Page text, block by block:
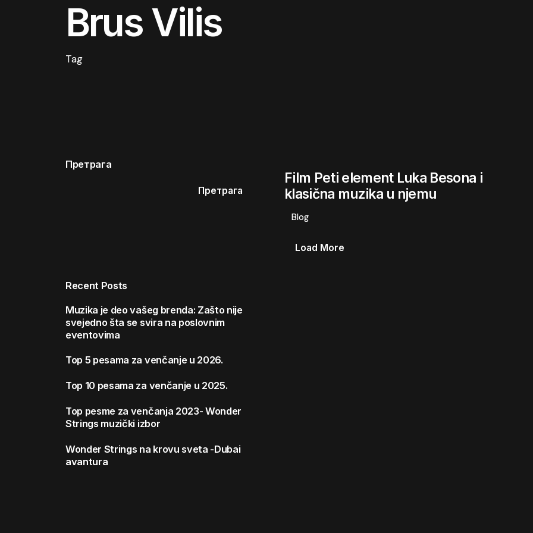
Brus Vilis
Tag
Претрага
Претрага
Recent Posts
Muzika je deo vašeg brenda: Zašto nije
svejedno šta se svira na poslovnim
eventovima
Top 5 pesama za venčanje u 2026.
Top 10 pesama za venčanje u 2025.
Top pesme za venčanja 2023- Wonder
Strings muzički izbor
Wonder Strings na krovu sveta -Dubai
avantura
Film Peti element Luka Besona i
klasična muzika u njemu
Blog
Load More